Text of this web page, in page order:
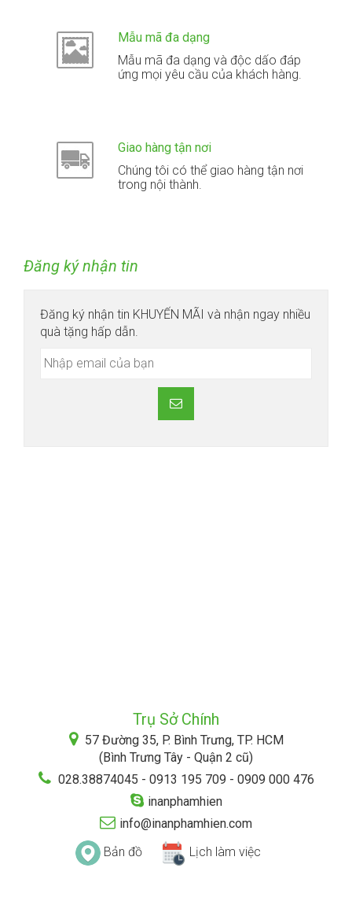
Mẫu mã đa dạng
Mẫu mã đa dạng và độc dấo đáp
ứng mọi yêu cầu của khách hàng.
Giao hàng tận nơi
Chúng tôi có thể giao hàng tận nơi
trong nội thành.
Đăng ký nhận tin
Đăng ký nhận tin KHUYẾN MÃI và nhận ngay nhiều
quà tặng hấp dẫn.
Trụ Sở Chính
57 Đường 35, P. Bình Trưng, TP. HCM
(Bình Trưng Tây - Quận 2 cũ)
028.38874045 - 0913 195 709 - 0909 000 476
inanphamhien
info@inanphamhien.com
Bản đồ
Lịch làm việc